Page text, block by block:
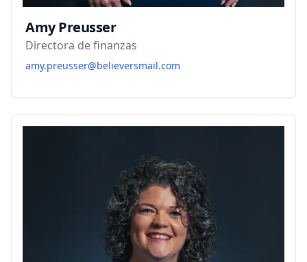
Amy Preusser
Directora de finanzas
amy.preusser@believersmail.com